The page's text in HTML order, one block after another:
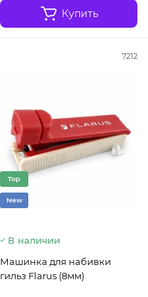
Купить
7212
Top
New
В наличии
Машинка для набивки
гильз Flarus (8мм)